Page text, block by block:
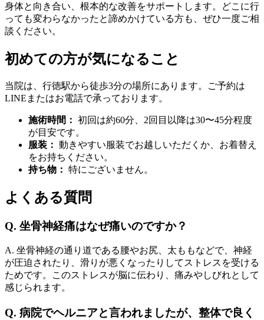
身体と向き合い、根本的な改善をサポートします。どこに行
っても変わらなかったと諦めかけている方も、ぜひ一度ご相
談ください。
初めての方が気になること
当院は、行徳駅から徒歩3分の場所にあります。ご予約は
LINEまたはお電話で承っております。
施術時間： 初回は約60分、2回目以降は30〜45分程度
が目安です。
服装： 動きやすい服装でお越しいただくか、お着替え
をお持ちください。
持ち物： 特にございません。
よくある質問
Q. 坐骨神経痛はなぜ痛いのですか？
A. 坐骨神経の通り道である腰やお尻、太ももなどで、神経
が圧迫されたり、滑りが悪くなったりしてストレスを受ける
ためです。このストレスが脳に伝わり、痛みやしびれとして
感じられます。
Q. 病院でヘルニアと言われましたが、整体で良く